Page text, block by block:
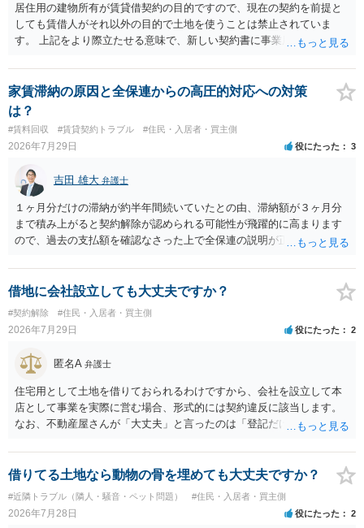
居住用の建物所有が賃貸借契約の目的ですので、現在の契約を前提と
しても賃借人がそれ以外の目的で土地を使うことは禁止されていま
す。 上記をより際立たせる意味で、新しい契約書に事業用として用い
交渉である以上賃借人が拒んだ場合には入りませんが、提案するのは
良い方法と思います。
家賃滞納の原因と全保連からの高圧的対応への対策
は？
#賃料回収 #賃貸契約トラブル #住民・入居者・買主側
2026年7月29日 役にたった 3
吉田 雄大 弁護士
１ヶ月分だけの滞納が約半年間続いていたとの由、滞納額が３ヶ月分
まで積み上がると契約解除が認められる可能性が飛躍的に高まります
ので、過去の支払額を確認なさった上で全保連の説明が正しければ、
た理由は気になるところですが、中身のある返答は期待できないと思
います。
借地に会社設立しても大丈夫ですか？
#契約解除 #住民・入居者・買主側
2026年7月29日 役にたった 2
匿名A 弁護士
住宅用として土地を借りておられるわけですから、会社を設立して本
店として事業を実際に営む場合、形式的には契約違反に該当します。
なお、不動産屋さんが「大丈夫」と言ったのは「登記だけなら実務上
れますが、これは法的な保証ではありません。 ただ、解除まで認めら
れるかどうかについては信頼関係が破壊されたかどうかで判断されま
すので、建物を事務所・店舗用に大きく改築する等までなさらない限
り、リスクはそれほど大きくないかもしれません。 しかしそれでも、
大家さんが契約違反を口実に、将来の更新時に更新料の上乗せを要求
借りてる土地なら動物の骨を埋めても大丈夫ですか？
#近隣トラブル（隣人・騒音・ペット問題） #住民・入居者・買主側
2026年7月28日 役にたった 2